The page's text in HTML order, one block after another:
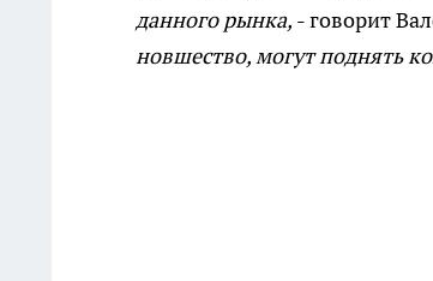
данного рынка, - говорит
новшество, могут поднять